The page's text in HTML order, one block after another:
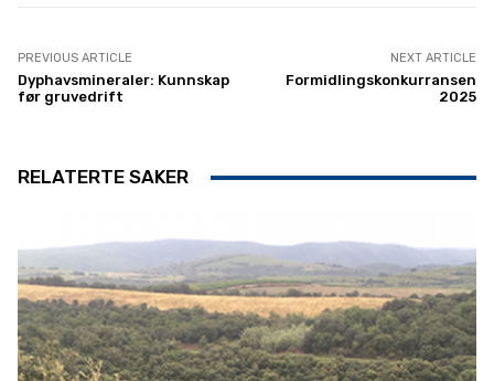
PREVIOUS ARTICLE
Dyphavsmineraler: Kunnskap
før gruvedrift
NEXT ARTICLE
Formidlingskonkurransen
2025
RELATERTE SAKER